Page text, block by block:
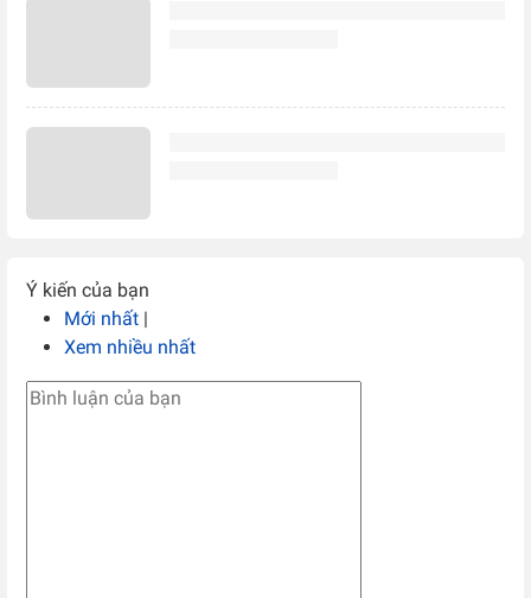
Ý kiến của bạn
Mới nhất |
Xem nhiều nhất